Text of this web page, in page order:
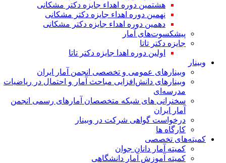
هشتمین دوره اهداء جایزه دکتر مشکانی
نهمین دوره اهداء جایزه دکتر مشکانی
دهمین دوره اهداء جایزه دکتر مشکانی
پیشکسوت‌های آمار
جایزه دکتر تاتا
اولین دوره اهدا جایزه دکتر تاتا
وبینار
وبینارهای عمومی و تخصصی انجمن آمار ایران
وبینارهای دانش‌افزایی مباحث آمار و احتمال در ریاضیات
مدرسه‌ای
سخنرانی های شبکه متخصصان آمارهای رسمی انجمن
آمار ایران
درخواست گواهی شرکت در وبینار
کارگاه ها
کمیته‌های تخصصی
کمیته آمار دانان جوان
کمیته آموزش آمار دانشگاهی